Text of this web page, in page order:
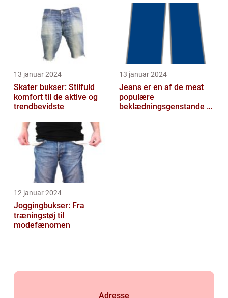
13 januar 2024
Skater bukser: Stilfuld
komfort til de aktive og
trendbevidste
13 januar 2024
Jeans er en af de mest
populære
beklædningsgenstande til
12 januar 2024
Joggingbukser: Fra
træningstøj til
modefænomen
Adresse